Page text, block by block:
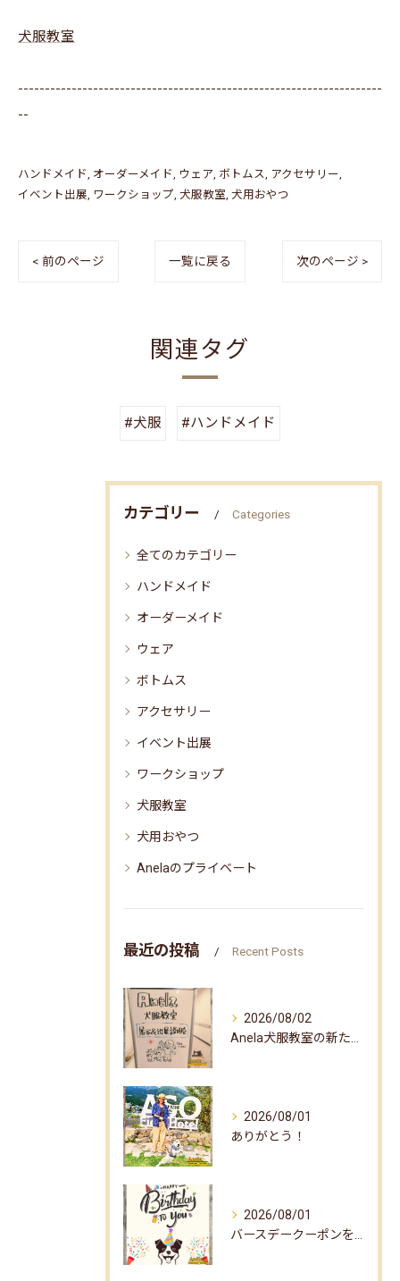
犬服教室
--------------------------------------------------------------------
--
ハンドメイド オーダーメイド ウェア ボトムス アクセサリー
イベント出展 ワークショップ 犬服教室 犬用おやつ
< 前のページ 一覧に戻る 次のページ >
関連タグ
#犬服 #ハンドメイド
カテゴリー Categories
全てのカテゴリー
ハンドメイド
オーダーメイド
ウェア
ボトムス
アクセサリー
イベント出展
ワークショップ
犬服教室
犬用おやつ
Anelaのプライベート
最近の投稿 Recent Posts
2026/08/02
2026/08/01
ありがとう！
2026/08/01